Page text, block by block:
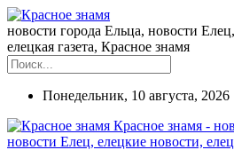
новости города Ельца, новости
елецкая газета, Красное знамя
Понедельник, 10 августа, 2026
Красное знамя -
новости Елец, елецкие новости,